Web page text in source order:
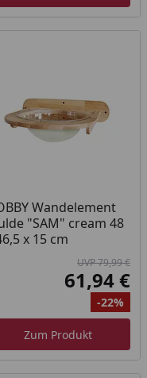
Preis
Wandelement
"SAM" cream 48
x 15 cm
UVP 79,99 €
61,94 €
-22%
Zum Produkt